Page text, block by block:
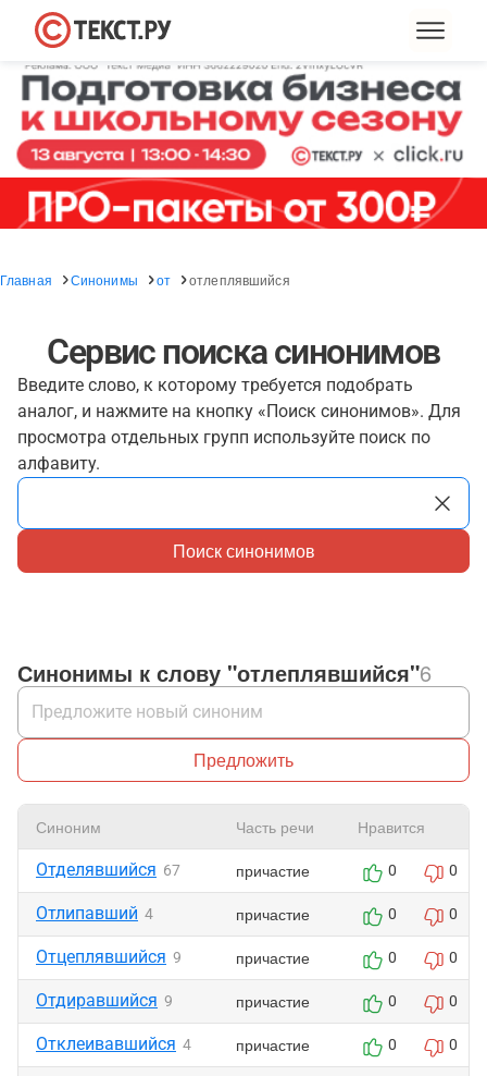
Главная Синонимы от отлеплявшийся
Сервис поиска синонимов
Введите слово, к которому требуется подобрать
аналог, и нажмите на кнопку «Поиск синонимов». Для
просмотра отдельных групп используйте поиск по
алфавиту.
Поиск синонимов
Синонимы к слову "отлеплявшийся"6
Предложить
Синоним Часть речи Нравится
Отделявшийся 67 причастие 0 0
Отлипавший 4 причастие 0 0
Отцеплявшийся 9 причастие 0 0
Отдиравшийся 9 причастие 0 0
Отклеивавшийся 4 причастие 0 0